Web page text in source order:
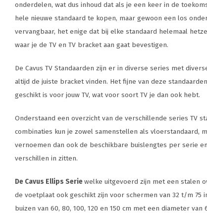
onderdelen, wat dus inhoud dat als je een keer in de
hele nieuwe standaard te kopen, maar gewoon een los
vervangbaar, het enige dat bij elke standaard helemaal
waar je de TV en TV bracket aan gaat bevestigen.
De Cavus TV Standaarden zijn er in diverse series met
altijd de juiste bracket vinden. Het fijne van deze
geschikt is voor jouw TV, wat voor soort TV je dan ook hebt.
Onderstaand een overzicht van de verschillende series TV
combinaties kun je zowel samenstellen als vloerstandaard,
vernoemen dan ook de beschikbare buislengtes per serie
verschillen in zitten.
De Cavus Ellips Seriewelke uitgevoerd zijn met een stalen
de voetplaat ook geschikt zijn voor schermen van 32 t/m 75
buizen van 60, 80, 100, 120 en 150 cm met een diameter van